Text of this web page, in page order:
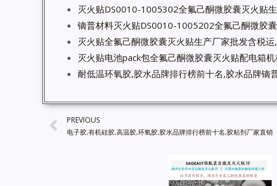
灭火贴DS0010-1005302全氟己酮微胶囊灭火贴
镝普材料灭火贴DS0010-1005202全氟己酮微胶
灭火贴全氟己酮微胶囊灭火贴生产厂家批发含税
灭火贴电池pack包全氟己酮微胶囊灭火贴配电箱
耐低温环氧胶,胶水品牌排行榜前十名,胶水品牌镝
PREVIOUS
电子胶,有机硅胶,高温胶,环氧胶,胶水品牌排行榜前十名,胶粘剂厂家直销